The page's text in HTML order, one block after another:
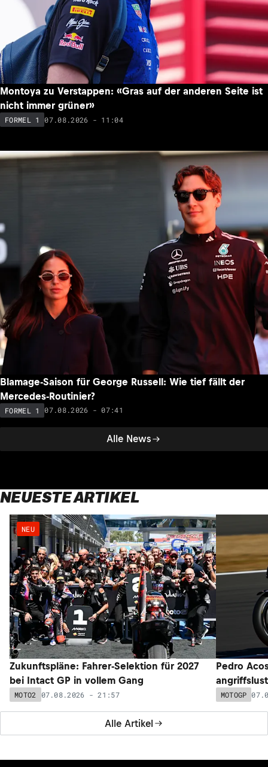
Alle News
Montoya zu Verstappen: «Gras auf der anderen Seite ist
nicht immer grüner»
FORMEL 1 07.08.2026 - 11:04
Blamage-Saison für George Russell: Wie tief fällt der
Mercedes-Routinier?
FORMEL 1 07.08.2026 - 07:41
NEUESTE ARTIKEL
Alle Artikel
NEU
Zukunftspläne: Fahrer-Selektion für 2027
bei Intact GP in vollem Gang
MOTO2 07.08.2026 - 21:57
Pedro
MOTOGP